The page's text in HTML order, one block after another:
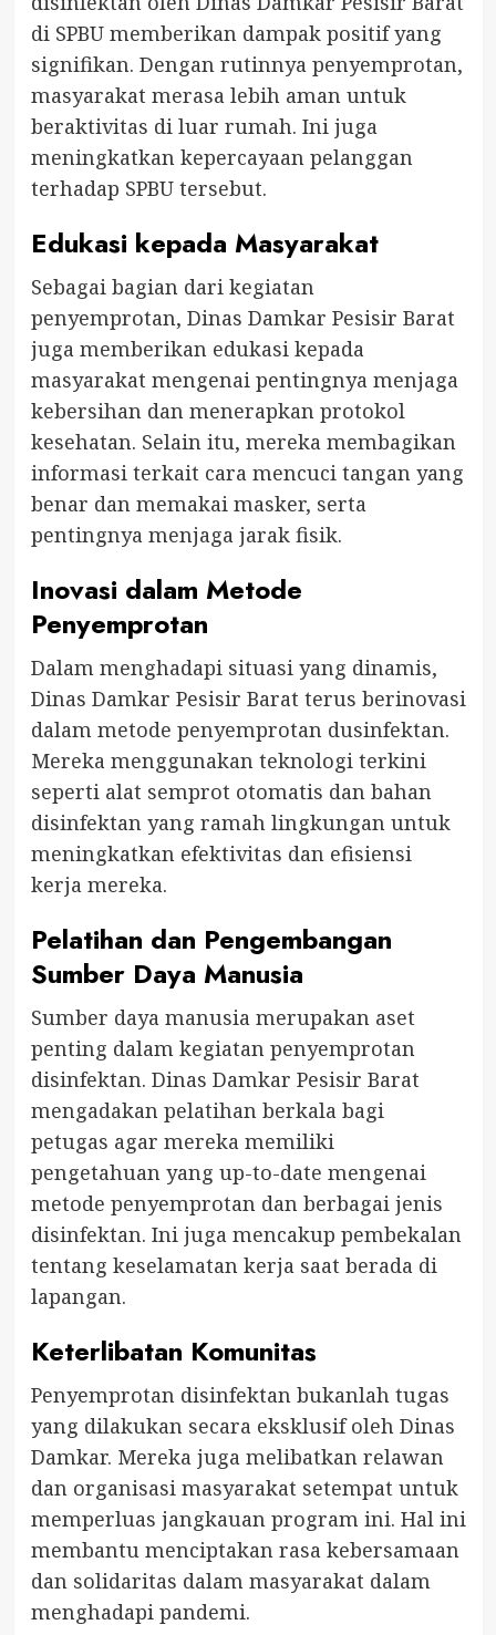
di SPBU memberikan dampak positif yang
signifikan. Dengan rutinnya penyemprotan,
masyarakat merasa lebih aman untuk
beraktivitas di luar rumah. Ini juga
meningkatkan kepercayaan pelanggan
terhadap SPBU tersebut.
Edukasi kepada Masyarakat
Sebagai bagian dari kegiatan
penyemprotan, Dinas Damkar Pesisir Barat
juga memberikan edukasi kepada
masyarakat mengenai pentingnya menjaga
kebersihan dan menerapkan protokol
kesehatan. Selain itu, mereka membagikan
informasi terkait cara mencuci tangan yang
benar dan memakai masker, serta
pentingnya menjaga jarak fisik.
Inovasi dalam Metode
Penyemprotan
Dalam menghadapi situasi yang dinamis,
Dinas Damkar Pesisir Barat terus berinovasi
dalam metode penyemprotan dusinfektan.
Mereka menggunakan teknologi terkini
seperti alat semprot otomatis dan bahan
disinfektan yang ramah lingkungan untuk
meningkatkan efektivitas dan efisiensi
kerja mereka.
Pelatihan dan Pengembangan
Sumber Daya Manusia
Sumber daya manusia merupakan aset
penting dalam kegiatan penyemprotan
disinfektan. Dinas Damkar Pesisir Barat
mengadakan pelatihan berkala bagi
petugas agar mereka memiliki
pengetahuan yang up-to-date mengenai
metode penyemprotan dan berbagai jenis
disinfektan. Ini juga mencakup pembekalan
tentang keselamatan kerja saat berada di
lapangan.
Keterlibatan Komunitas
Penyemprotan disinfektan bukanlah tugas
yang dilakukan secara eksklusif oleh Dinas
Damkar. Mereka juga melibatkan relawan
dan organisasi masyarakat setempat untuk
memperluas jangkauan program ini. Hal ini
membantu menciptakan rasa kebersamaan
dan solidaritas dalam masyarakat dalam
menghadapi pandemi.